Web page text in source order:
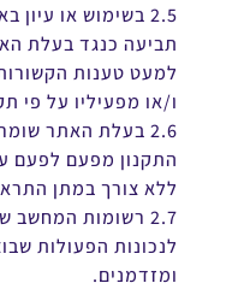
2.5 בשימוש או
תביעה כנגד בעלת
למעט טענות
ו/או מפעיליו על פי
2.6 בעלת האתר
התקנון מפעם לפעם
ללא צורך במתן
2.7 רשומות
לנכונות הפעולות
ומזדמנים.